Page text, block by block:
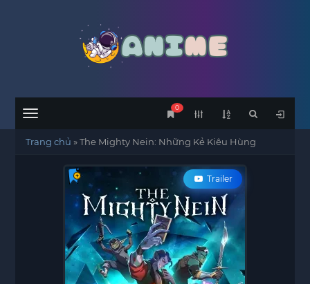
Menu
0
Trang chủ »The Mighty Nein: Những Kẻ Kiêu Hùng
Trailer